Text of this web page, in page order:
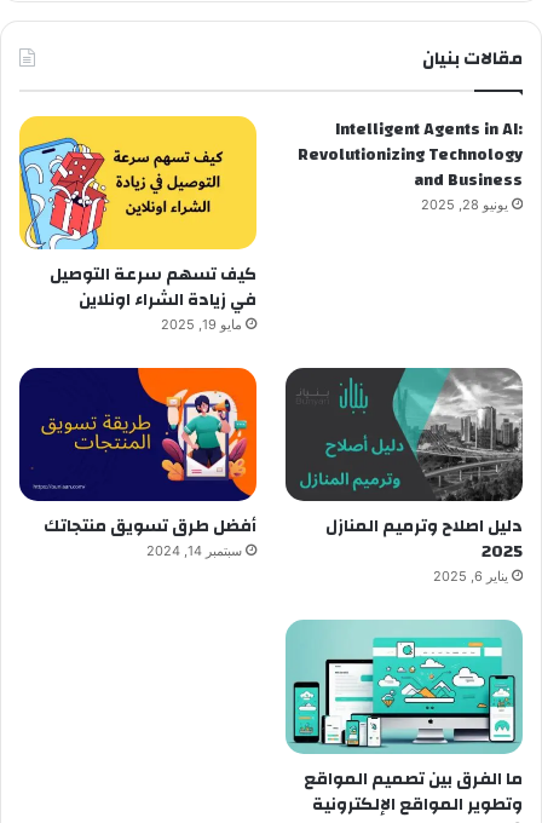
مقالات بنيان
Intelligent Agents in AI:
Revolutionizing Technology
and Business
يونيو 28, 2025
كيف تسهم سرعة التوصيل
في زيادة الشراء اونلاين
مايو 19, 2025
دليل اصلاح وترميم المنازل
2025
يناير 6, 2025
أفضل طرق تسويق منتجاتك
سبتمبر 14, 2024
ما الفرق بين تصميم المواقع
وتطوير المواقع الإلكترونية